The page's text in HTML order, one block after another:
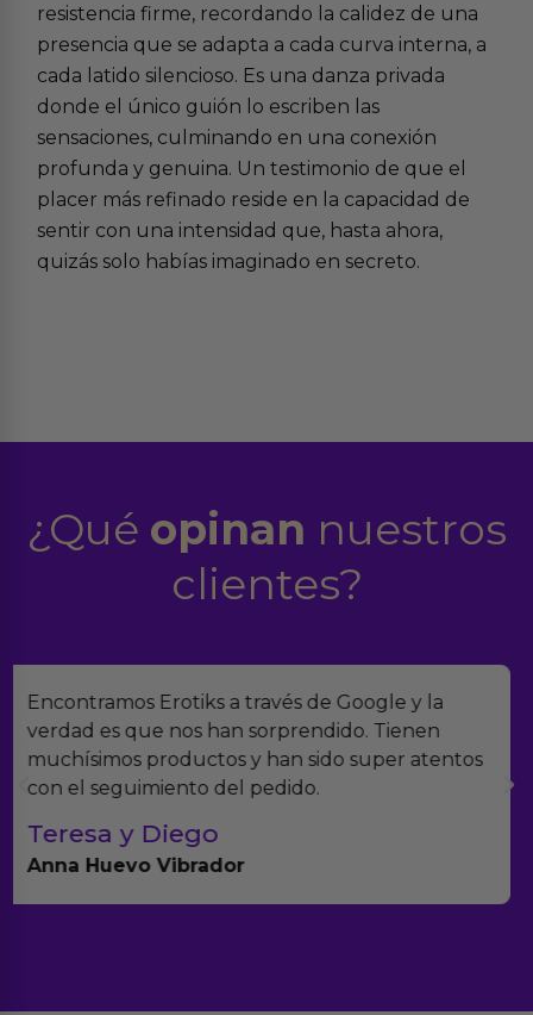
resistencia firme, recordando la calidez de una
presencia que se adapta a cada curva interna, a
cada latido silencioso. Es una danza privada
donde el único guión lo escriben las
sensaciones, culminando en una conexión
profunda y genuina. Un testimonio de que el
placer más refinado reside en la capacidad de
sentir con una intensidad que, hasta ahora,
quizás solo habías imaginado en secreto.
¿Qué opinan nuestros
clientes?
Suelo comprar en tiendas eróticas online, y
Erotiks es una de las que más me gustan. No he
tenido nunca ningún problema con los
productos.
Paula A.
Brightpurple Vibrador y Rotador